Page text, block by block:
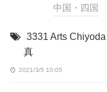
中国・四国
3331 Arts Chiyoda
真
2021/3/5 10:05